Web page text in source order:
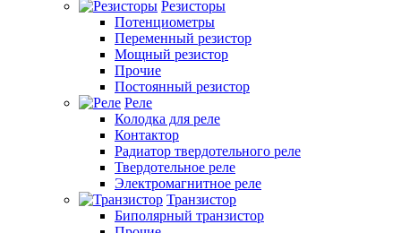
Резисторы
Потенциометры
Переменный резистор
Мощный резистор
Прочие
Постоянный резистор
Реле
Колодка для реле
Контактор
Радиатор твердотельного реле
Твердотельное реле
Электромагнитное реле
Транзистор
Биполярный транзистор